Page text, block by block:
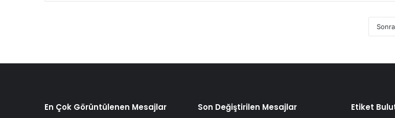
En Çok Görüntülenen Mesajlar Son Değiştirilen Mesajlar Etiket